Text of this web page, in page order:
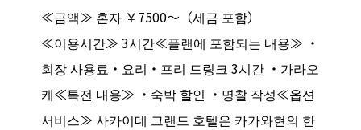
≪금액≫ 혼자 ￥7500～（세금 포함）
≪이용시간≫ 3시간≪플랜에 포함되는 내용≫ ・
회장 사용료・요리・프리 드링크 3시간 ・가라오
케≪특전 내용≫ ・숙박 할인 ・명찰 작성≪옵션
서비스≫ 사카이데 그랜드 호텔은 카가와현의 한